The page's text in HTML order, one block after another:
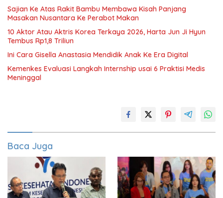
Sajian Ke Atas Rakit Bambu Membawa Kisah Panjang
Masakan Nusantara Ke Perabot Makan
10 Aktor Atau Aktris Korea Terkaya 2026, Harta Jun Ji Hyun
Tembus Rp1,8 Triliun
Ini Cara Gisella Anastasia Mendidik Anak Ke Era Digital
Kemenkes Evaluasi Langkah Internship usai 6 Praktisi Medis
Meninggal
Baca Juga